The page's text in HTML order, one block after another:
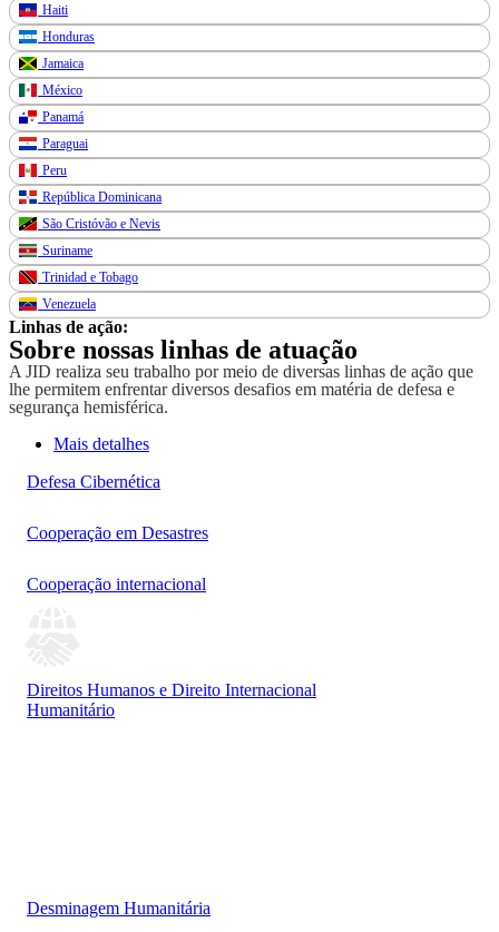
Haiti
Honduras
Jamaica
México
Panamá
Paraguai
Peru
República Dominicana
São Cristóvão e Nevis
Suriname
Trinidad e Tobago
Venezuela
Linhas de ação:
Sobre nossas linhas de atuação
A JID realiza seu trabalho por meio de diversas linhas de ação que
lhe permitem enfrentar diversos desafios em matéria de defesa e
segurança hemisférica.
Mais detalhes
Defesa Cibernética
Cooperação em Desastres
Cooperação internacional
Direitos Humanos e Direito Internacional
Humanitário
Desminagem Humanitária